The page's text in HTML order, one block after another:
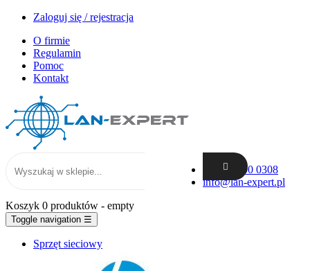
Zaloguj się / rejestracja
O firmie
Regulamin
Pomoc
Kontakt
+48 62 300 0308
info@lan-expert.pl
Koszyk 0 produktów - empty
Toggle navigation ☰
Sprzęt sieciowy